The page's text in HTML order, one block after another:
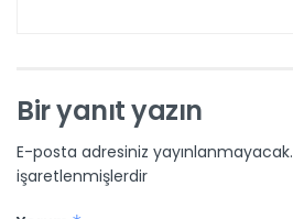
Bir yanıt yazın
E-posta adresiniz yayınlanmayacak.
işaretlenmişlerdir